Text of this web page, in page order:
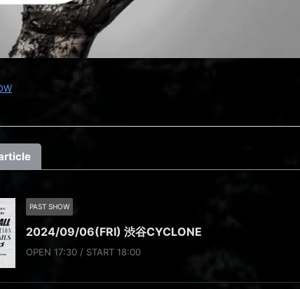
PAST SHOW
2024/09/06(FRI) 渋谷CYCLONE
OPEN 17:30 / START 18:00